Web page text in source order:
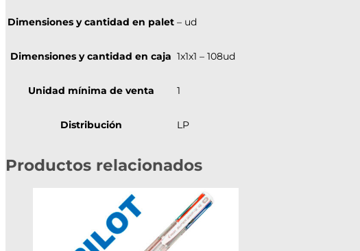
Dimensiones y cantidad en palet – ud
Dimensiones y cantidad en caja 1x1x1 – 108ud
Unidad mínima de venta 1
Distribución LP
Productos relacionados